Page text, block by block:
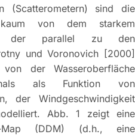
(Scatterometern) sind die
kaum von dem starkem
der parallel zu den
und Voronovich [2000]
der Wasseroberfläche
als Funktion von
der Windgeschwindigkeit
Abb. 1 zeigt eine
Map (DDM) (d.h., eine